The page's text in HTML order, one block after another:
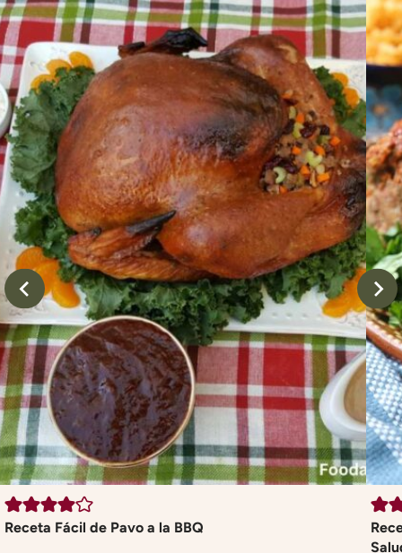
Receta Fácil de Pavo a la BBQ